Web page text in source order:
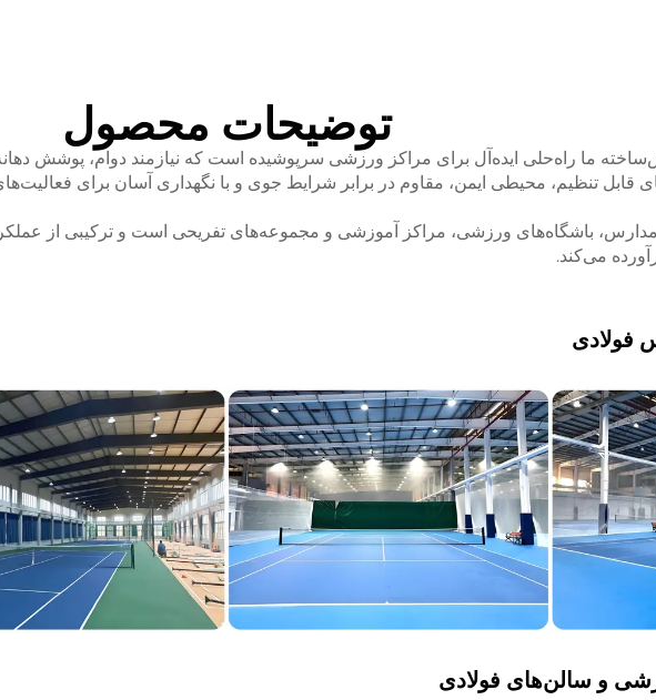
توضیحات محصول
ما راه‌حلی ایده‌آل برای مراکز ورزشی سرپوشیده است که نیازمند دوام، پوشش
قابل تنظیم، محیطی ایمن، مقاوم در برابر شرایط جوی و با نگهداری آسان برای
باشگاه‌های ورزشی، مراکز آموزشی و مجموعه‌های تفریحی است و ترکیبی از
می‌کند.
فولادی
و سالن‌های فولادی